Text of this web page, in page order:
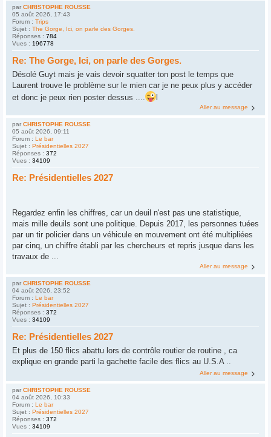
par CHRISTOPHE ROUSSE
05 août 2026, 17:43
Forum : Trips
Sujet : The Gorge, Ici, on parle des Gorges.
Réponses : 784
Vues : 196778
Re: The Gorge, Ici, on parle des Gorges.
Désolé Guyt mais je vais devoir squatter ton post le temps que
Laurent trouve le problème sur le mien car je ne peux plus y accéder
et donc je peux rien poster dessus ....
l
Aller au message
par CHRISTOPHE ROUSSE
05 août 2026, 09:11
Forum : Le bar
Sujet : Présidentielles 2027
Réponses : 372
Vues : 34109
Re: Présidentielles 2027
Regardez enfin les chiffres, car un deuil n'est pas une statistique,
mais mille deuils sont une politique. Depuis 2017, les personnes tuées
par un tir policier dans un véhicule en mouvement ont été multipliées
par cinq, un chiffre établi par les chercheurs et repris jusque dans les
travaux de ...
Aller au message
par CHRISTOPHE ROUSSE
04 août 2026, 23:52
Forum : Le bar
Sujet : Présidentielles 2027
Réponses : 372
Vues : 34109
Re: Présidentielles 2027
Et plus de 150 flics abattu lors de contrôle routier de routine , ca
explique en grande parti la gachette facile des flics au U.S.A ..
Aller au message
par CHRISTOPHE ROUSSE
04 août 2026, 10:33
Forum : Le bar
Sujet : Présidentielles 2027
Réponses : 372
Vues : 34109